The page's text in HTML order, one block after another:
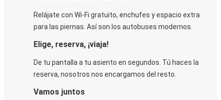
Relájate con Wi-Fi gratuito, enchufes y espacio extra
para las piernas. Así son los autobuses modernos.
Elige, reserva, ¡viaja!
De tu pantalla a tu asiento en segundos. Tú haces la
reserva, nosotros nos encargamos del resto.
Vamos juntos